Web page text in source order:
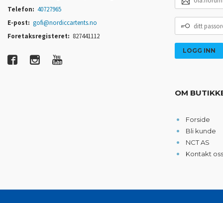
Telefon: 40727965
E-post: gofi@nordiccartents.no
Foretaksregisteret: 827441112
POSTADRESSE
PASSORD
OM
Forside
Bli kunde
NCT AS
Kontakt oss